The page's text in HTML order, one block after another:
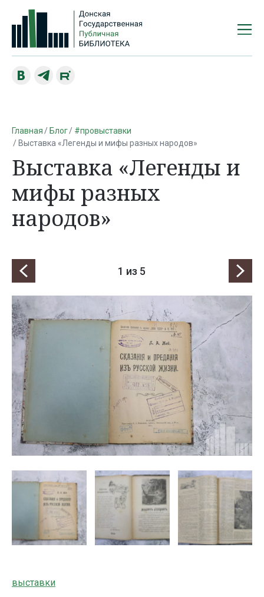
Главная Блог
#провыставки
Выставка «Легенды и мифы разных народов»
Выставка «Легенды и
мифы разных
народов»
1 из 5
выставки